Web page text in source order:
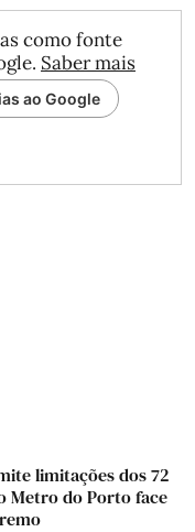
como fonte
Saber mais
ao Google
limitações dos 72
Metro do Porto face